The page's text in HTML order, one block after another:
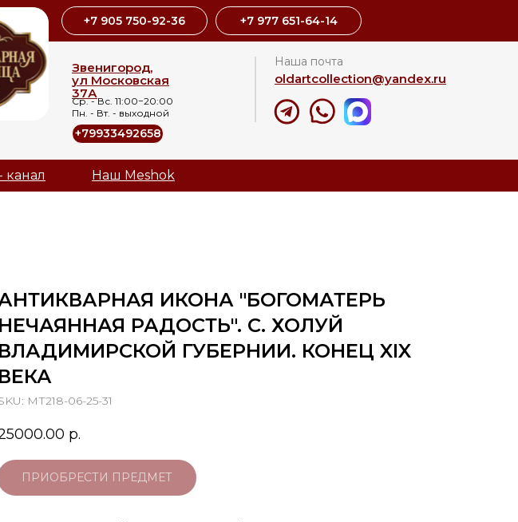
Наша почта
oldartcollection@yandex.ru
+7 977 651-64-14
+7 905 750-92-36
Звенигород,
ул Московская
37А
Ср. - Вс. 11:00−20:00
Пн. - Вт. - выходной
+79933492658
Наш Meshok
канал
ИКОНА "БОГОМАТЕРЬ
НЕЧАЯННАЯ РАДОСТЬ". С. ХОЛУЙ
ВЛАДИМИРСКОЙ ГУБЕРНИИ. КОНЕЦ XIX
ВЕКА
МТ218-06-25-31
р.
ПРИОБРЕСТИ ПРЕДМЕТ